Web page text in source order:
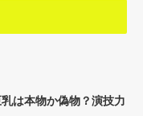
は本物か偽物？演技力